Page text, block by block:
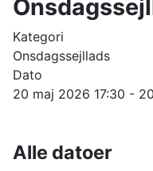
Kategori
Onsdagssejllads
Dato
20 maj 2026 17:30 -
Alle datoer